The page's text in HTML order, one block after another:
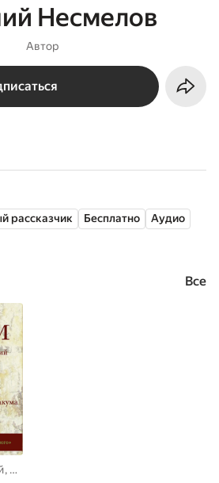
Несмелов
Автор
рассказчик Бесплатно Аудио
Все
, Максимилиан Волошин